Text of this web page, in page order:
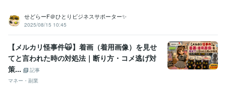
せどらーF＠ひとりビジネスサポーター✨
2025/08/15 10:45
【メルカリ怪事件🙀】着画（着用画像）を見せ
てと言われた時の対処法｜断り方・コメ逃げ対
策...
記事
マネー・副業